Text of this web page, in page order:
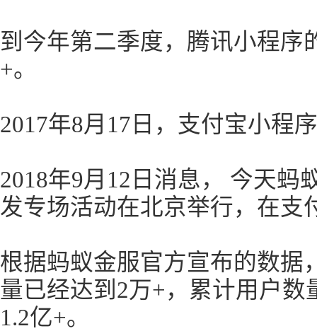
到今年第二季度，腾讯小程序
+。
2017年8月17日，支付宝小程
2018年9月12日消息， 今天蚂
发专场活动在北京举行，在支
根据蚂蚁金服官方宣布的数据
量已经达到2万+，累计用户数
1.2亿+。